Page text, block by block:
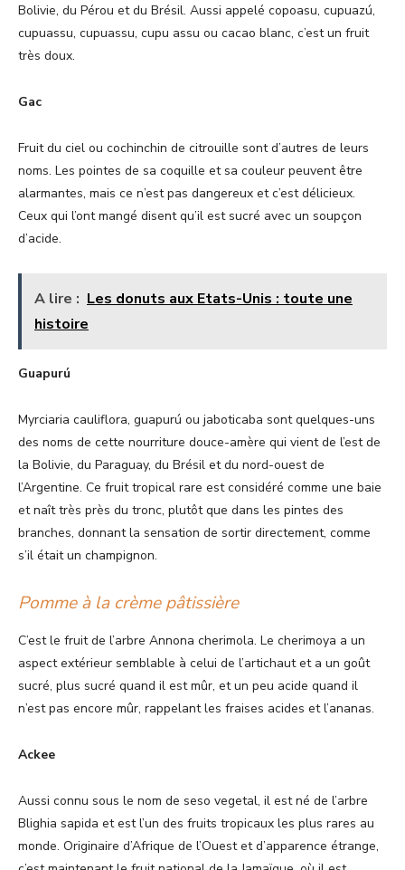
Bolivie, du Pérou et du Brésil. Aussi appelé copoasu, cupuazú,
cupuassu, cupuassu, cupu assu ou cacao blanc, c’est un fruit
très doux.
Gac
Fruit du ciel ou cochinchin de citrouille sont d’autres de leurs
noms. Les pointes de sa coquille et sa couleur peuvent être
alarmantes, mais ce n’est pas dangereux et c’est délicieux.
Ceux qui l’ont mangé disent qu’il est sucré avec un soupçon
d’acide.
A lire : Les donuts aux Etats-Unis : toute une
histoire
Guapurú
Myrciaria cauliflora, guapurú ou jaboticaba sont quelques-uns
des noms de cette nourriture douce-amère qui vient de l’est de
la Bolivie, du Paraguay, du Brésil et du nord-ouest de
l’Argentine. Ce fruit tropical rare est considéré comme une baie
et naît très près du tronc, plutôt que dans les pintes des
branches, donnant la sensation de sortir directement, comme
s’il était un champignon.
Pomme à la crème pâtissière
C’est le fruit de l’arbre Annona cherimola. Le cherimoya a un
aspect extérieur semblable à celui de l’artichaut et a un goût
sucré, plus sucré quand il est mûr, et un peu acide quand il
n’est pas encore mûr, rappelant les fraises acides et l’ananas.
Ackee
Aussi connu sous le nom de seso vegetal, il est né de l’arbre
Blighia sapida et est l’un des fruits tropicaux les plus rares au
monde. Originaire d’Afrique de l’Ouest et d’apparence étrange,